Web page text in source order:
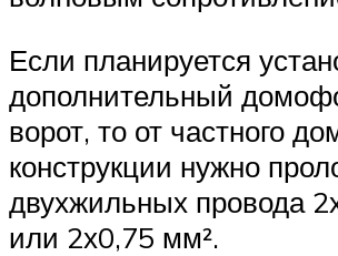
Если планируется
дополнительный
ворот, то от частного
конструкции нужно
двухжильных провода
или 2х0,75 мм².